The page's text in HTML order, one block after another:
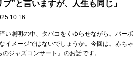
”と言いますが、人生も同じ」
い照明の中、タバコをくゆらせながら、バーボ
メージではないでしょうか。今回は、赤ちゃ
のジャズコンサート』のお話です。 …